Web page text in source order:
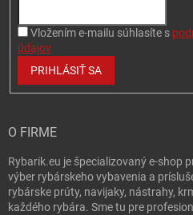
Vložením e-mailu súhlasíte s
údajov
PRIHLÁSIŤ SA
O FIRME
Rybarik.eu je špecializovaný e-shop
výber rybárskeho vybavenia a
rybárske prúty, navijaky, nástrahy,
každého rybára. Sme tu pre